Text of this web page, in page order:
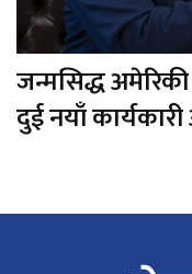
जन्मसिद्ध अमेरिकी
दुई नयाँ